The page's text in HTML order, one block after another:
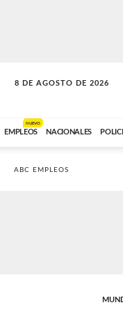
8 DE AGOSTO DE 2026
SOLO MÚSICA
EMPLEOS
NUEVO
NACIONALES
ABC EMPLEOS